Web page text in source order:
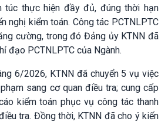
túc thực hiện đầy đủ, đúng thời hạn
nghị kiểm toán. Công tác PCTNLPTC
cường, trong đó Đảng ủy KTNN đã
đạo PCTNLPTC của Ngành.
6/2026, KTNN đã chuyển 5 vụ việc
sang cơ quan điều tra; cung cấp
kiểm toán phục vụ công tác thanh
tra. Đồng thời, KTNN đã cho ý kiến